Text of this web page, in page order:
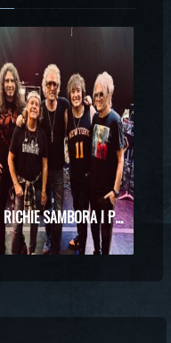
RICHIE SAMBORA I PHIL X RAZEM NA SCENIE! WYJĄTKOWE SPOTKANIE PODCZAS KONCERTU KINGS OF CHAOS